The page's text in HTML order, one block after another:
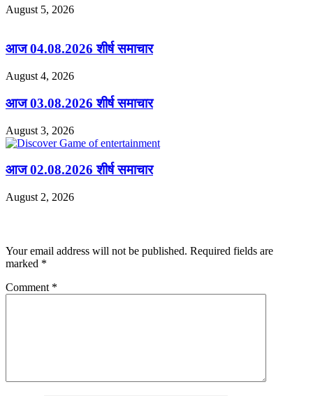
August 5, 2026
आज 04.08.2026 शीर्ष समाचार
August 4, 2026
आज 03.08.2026 शीर्ष समाचार
August 3, 2026
आज 02.08.2026 शीर्ष समाचार
August 2, 2026
Your email address will not be published. Required fields are
marked *
Comment *